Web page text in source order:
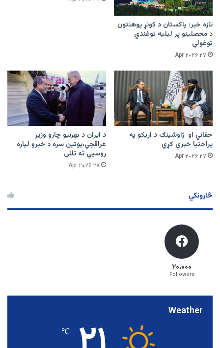
تازه خبر: پاکستان د کونړ پوهنتون
د محصلینو پر لیلیه توغندي
توغولي
۲۷ Apr ۲۰۲۶
حقاني او ژاوشینګ د اړیکو په
پراختیا خبرې کړي
۲۷ Apr ۲۰۲۶
د ایران د بهرنیو چارو وزیر
عراقچي،پوتین سره د خبرو لپاره
روسیې ته تللی
۲۷ Apr ۲۰۲۶
څارونکي
۲۰،۰۰۰
Followers
Weather
℃